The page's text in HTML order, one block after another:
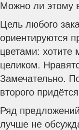
Можно ли этому
Цель любого
ориентируются
цветами: хотите
целиком.
Замечательно.
второго
Ряд
лучше не